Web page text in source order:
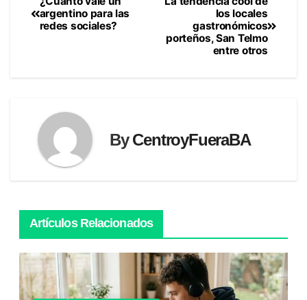
Navegación
de
los locales
gastronómicos
porteños, San Telmo
entre otros
argentino para las
redes sociales?
ByCentroyFueraBA
Artículos Relacionados